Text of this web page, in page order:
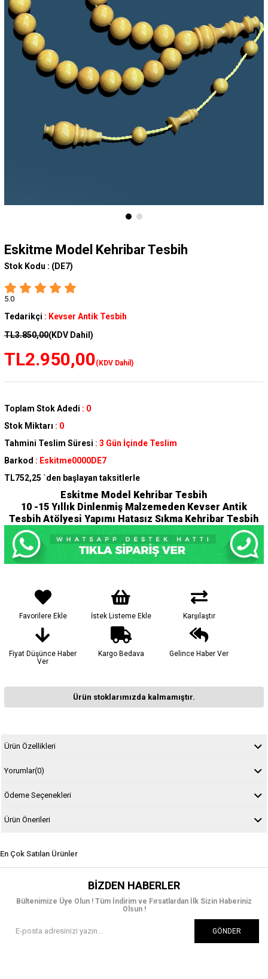
Eskitme Model Kehribar Tesbih
Stok Kodu : (DE7)
5.0
Tedarikçi : Kevser Antik Tesbih
TL3.850,00(KDV Dahil)
TL2.950,00(KDV Dahil)
Toplam Stok Adedi : 0
Stok Miktarı : 0
Tahmini Teslim Süresi : 3 Gün İçinde Teslim
Barkod : Eskitme0000DE7
TL752,25 `den başlayan taksitlerle
Eskitme Model Kehribar Tesbih
10 -15 Yıllık Dinlenmiş Malzemeden Kevser Antik
Tesbih Atölyesi Yapımı Hatasız Sıkma Kehribar Tesbih
Favorilere Ekle İstek Listeme Ekle Karşılaştır
Fiyat Düşünce Haber
Ver
Kargo Bedava Gelince Haber Ver
Ürün stoklarımızda kalmamıştır.
Ürün Özellikleri
Yorumlar(0)
Ödeme Seçenekleri
Ürün Önerileri
En Çok Satılan Ürünler
BIZDEN HABERLER
Bültenimize Üye Olun ! Tüm İndirim ve Fırsatlardan İlk Sizin Haberiniz
Olsun !
GÖNDER